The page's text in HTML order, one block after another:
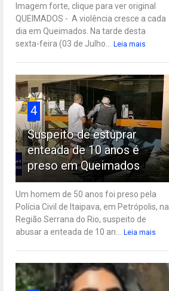
Imagem forte, clique para ver original
QUEIMADOS - A violência cresce a cada
dia em Queimados. Na tarde desta
sexta-feira (03 de Julho...
Leia mais
4
Suspeito de estuprar
enteada de 10 anos é
preso em Queimados
Um homem de 50 anos foi preso pela
Polícia Civil de Itaipava, em Petrópolis, na
Região Serrana do Rio, suspeito de
abusar a enteada de 10 an...
Leia mais